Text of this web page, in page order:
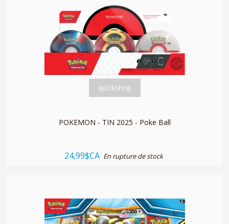
quickshop
POKEMON - TIN 2025 - Poke Ball
24,99$CA En rupture de stock